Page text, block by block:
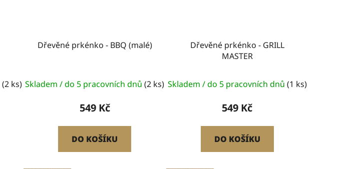
(2 ks)
Dřevěné prkénko - BBQ (malé)
Skladem / do 5 pracovních dnů(2 ks)
549 Kč
DO KOŠÍKU
Dřevěné prkénko - GRILL
MASTER
Skladem / do 5 pracovních dnů (1 ks)
549 Kč
DO KOŠÍKU